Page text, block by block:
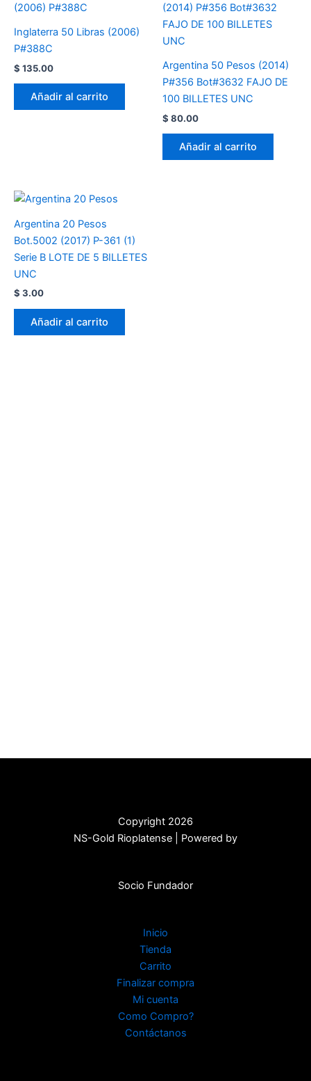
Inglaterra 50 Libras (2006)
P#388C
$ 135.00
Añadir al carrito
Argentina 50 Pesos (2014)
P#356 Bot#3632 FAJO DE
100 BILLETES UNC
$ 80.00
Añadir al carrito
Argentina 20 Pesos
Bot.5002 (2017) P-361 (1)
Serie B LOTE DE 5 BILLETES
UNC
$ 3.00
Añadir al carrito
Copyright 2026
NS-Gold Rioplatense | Powered by
Socio Fundador
Inicio
Tienda
Carrito
Finalizar compra
Mi cuenta
Como Compro?
Contáctanos